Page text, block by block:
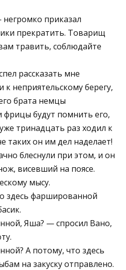
приказал
прекратить. Товарищ
травить, соблюдайте
рассказать мне
неприятельскому берегу,
брата немцы
фрицы будут помнить его,
тринадцать раз ходил к
таких он им дел наделает!
блеснули при этом, и он
висевший на поясе.
мысу.
здесь фаршированной
Яша? — спросил Вано,
А потому, что здесь
на закуску отправлено.